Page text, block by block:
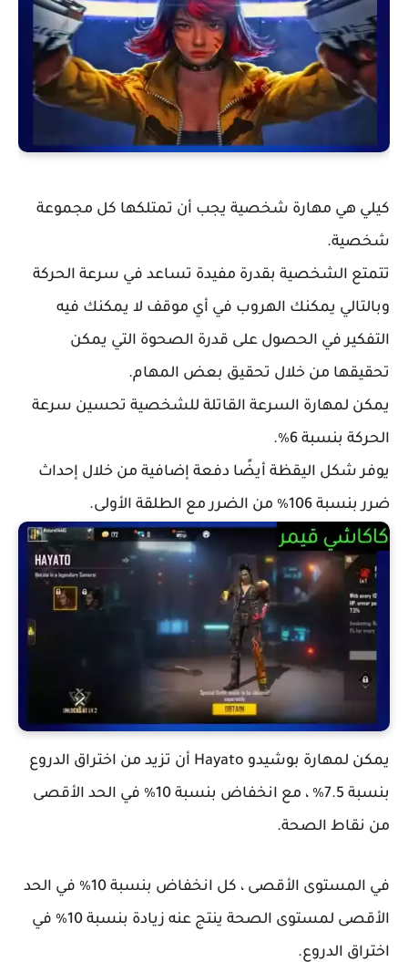
كيلي هي مهارة شخصية يجب أن تمتلكها كل مجموعة
شخصية.
تتمتع الشخصية بقدرة مفيدة تساعد في سرعة الحركة
وبالتالي يمكنك الهروب في أي موقف لا يمكنك فيه
التفكير في الحصول على قدرة الصحوة التي يمكن
تحقيقها من خلال تحقيق بعض المهام.
يمكن لمهارة السرعة القاتلة للشخصية تحسين سرعة
الحركة بنسبة 6٪.
يوفر شكل اليقظة أيضًا دفعة إضافية من خلال إحداث
ضرر بنسبة 106٪ من الضرر مع الطلقة الأولى.
يمكن لمهارة بوشيدو Hayato أن تزيد من اختراق الدروع
بنسبة 7.5٪ ، مع انخفاض بنسبة 10٪ في الحد الأقصى
من نقاط الصحة.
في المستوى الأقصى ، كل انخفاض بنسبة 10٪ في الحد
الأقصى لمستوى الصحة ينتج عنه زيادة بنسبة 10٪ في
اختراق الدروع.